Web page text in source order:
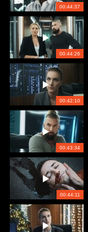
00:44:37
00:44:26
00:42:10
00:43:34
00:44:11